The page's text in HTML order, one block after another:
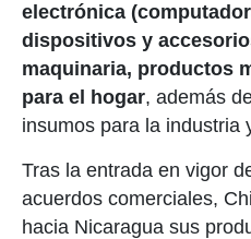
electrónica
dispositivos y
maquinaria, productos
para el hogar, además
insumos para la industria
Tras la entrada en vigor
acuerdos comerciales,
hacia Nicaragua sus